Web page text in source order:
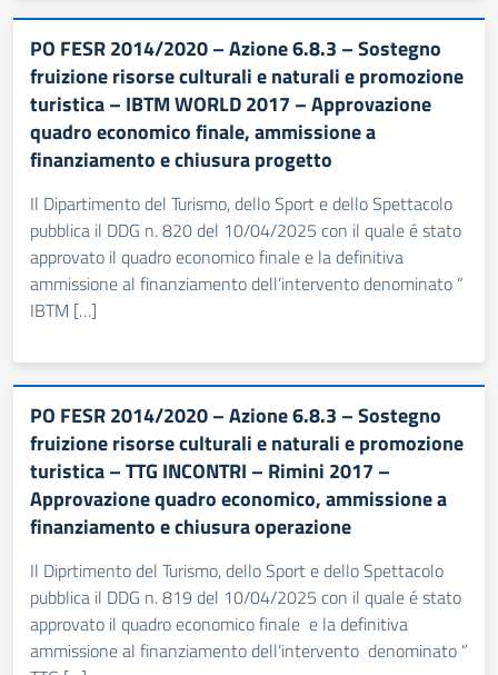
PO FESR 2014/2020 – Azione 6.8.3 – Sostegno
fruizione risorse culturali e naturali e promozione
turistica – IBTM WORLD 2017 – Approvazione
quadro economico finale, ammissione a
finanziamento e chiusura progetto
Il Dipartimento del Turismo, dello Sport e dello Spettacolo
pubblica il DDG n. 820 del 10/04/2025 con il quale é stato
approvato il quadro economico finale e la definitiva
ammissione al finanziamento dell’intervento denominato “
IBTM […]
PO FESR 2014/2020 – Azione 6.8.3 – Sostegno
fruizione risorse culturali e naturali e promozione
turistica – TTG INCONTRI – Rimini 2017 –
Approvazione quadro economico, ammissione a
finanziamento e chiusura operazione
Il Diprtimento del Turismo, dello Sport e dello Spettacolo
pubblica il DDG n. 819 del 10/04/2025 con il quale é stato
approvato il quadro economico finale e la definitiva
ammissione al finanziamento dell’intervento denominato “